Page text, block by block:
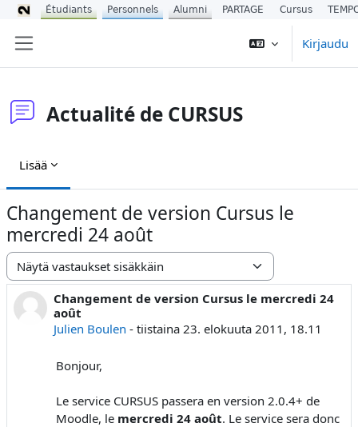
Kirjaudu
Actualité de CURSUS
Lisää
Changement de version Cursus le
mercredi 24 août
Näytön tila
Changement de version Cursus le mercredi 24
août
Julien Boulen - tiistaina 23. elokuuta 2011, 18.11
Vastausten määrä: 0
Bonjour,
Le service CURSUS passera en version 2.0.4+ de
Moodle, le mercredi 24 août. Le service sera donc
Étudiants Personnels Alumni PARTAGE Cursus